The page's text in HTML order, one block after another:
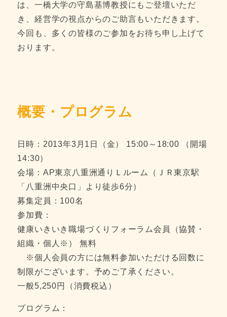
は、一橋大学の守島基博教授にもご登壇いただ
き、経営学の視点からのご助言もいただきます。
今回も、多くの皆様のご参加をお待ち申し上げて
おります。
概要・プログラム
日時：2013年3月1日（金） 15:00～18:00 （開場
14:30）
会場：AP東京八重洲通りＬルーム（ＪＲ東京駅
「八重洲中央口」より徒歩6分）
募集定員：100名
参加費：
健康いきいき職場づくりフォーラム会員（協賛・
組織・個人※） 無料
※個人会員の方には無料参加いただける回数に
制限がございます。予めご了承ください。
一般5,250円（消費税込）
プログラム：